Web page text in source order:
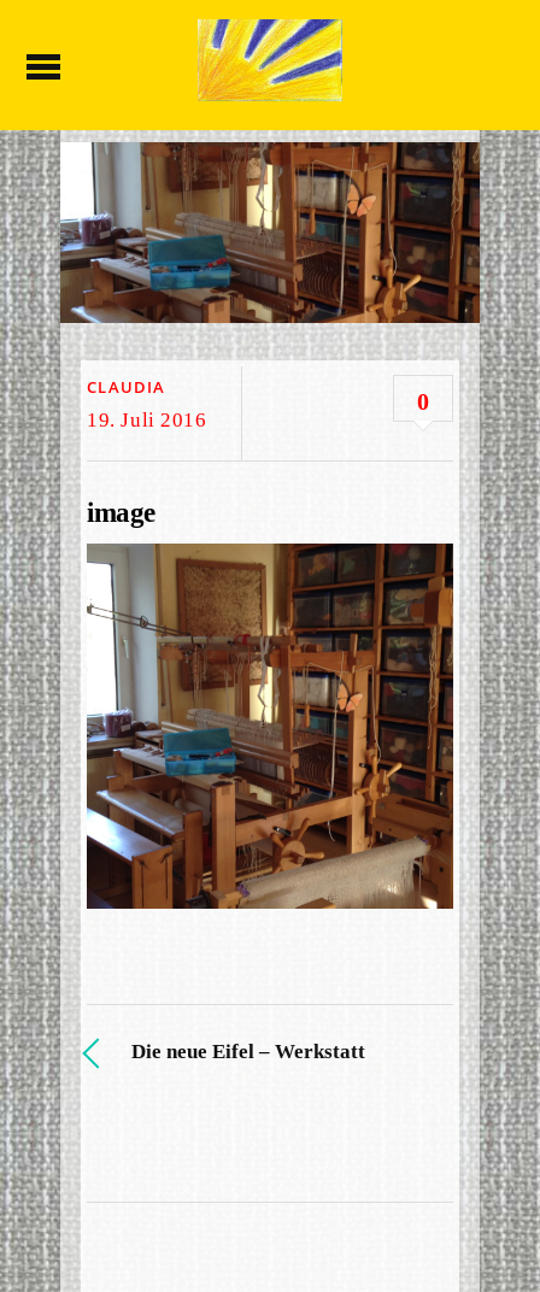
CLAUDIA
19. Juli 2016
0
image
Die neue Eifel – Werkstatt